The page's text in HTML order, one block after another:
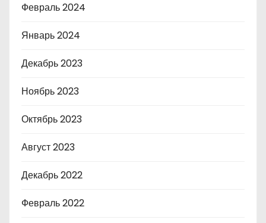
Февраль 2024
Январь 2024
Декабрь 2023
Ноябрь 2023
Октябрь 2023
Август 2023
Декабрь 2022
Февраль 2022